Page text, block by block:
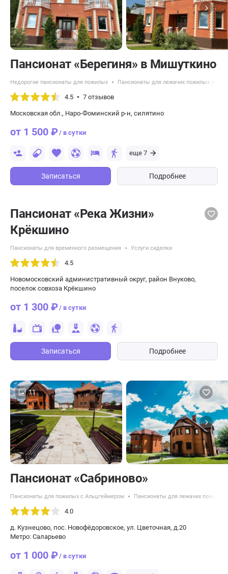
Пансионат «Берегиня» в Мишуткино
Недорогие пансионаты для пожилых Пансионаты для лежачих пожилых людей
4.5 7 отзывов
Московская обл., Наро-Фоминский р-н, силятино
от 1 500 ₽/ в сутки
еще 7
Записаться Подробнее
Пансионат «Река Жизни»
Крёкшино
Пансионаты для временного размещения Услуги сиделки
4.5
Новомосковский административный округ, район Внуково,
поселок совхоза Крёкшино
от 1 300 ₽/ в сутки
Записаться Подробнее
11
Пансионат «Сабриново»
Пансионаты для пожилых с Альцгеймером Пансионаты для лежачих
4.0
д. Кузнецово, пос. Новофёдоровское, ул. Цветочная, д.20
Метро: Саларьево
от 1 000 ₽/ в сутки